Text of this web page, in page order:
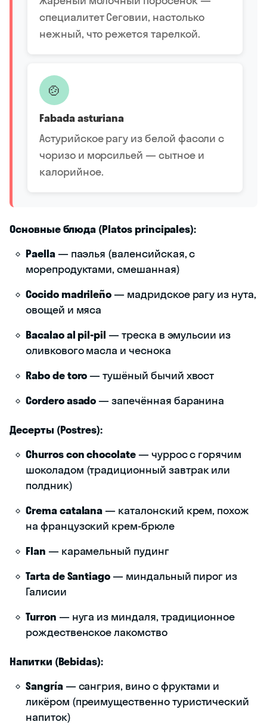
специалитет Сеговии, настолько
нежный, что режется тарелкой.
🍲
Fabada asturiana
Астурийское рагу из белой фасоли с
чоризо и морсильей — сытное и
калорийное.
Основные блюда (Platos principales):
Paella— паэлья (валенсийская, с
морепродуктами, смешанная)
Cocido madrileño— мадридское рагу из нута,
овощей и мяса
Bacalao al pil-pil — треска в эмульсии из
оливкового масла и чеснока
Rabo de toro— тушёный бычий хвост
Cordero asado— запечённая баранина
Десерты (Postres):
Churros con chocolate— чуррос с горячим
шоколадом (традиционный завтрак или
полдник)
Crema catalana— каталонский крем, похож
на французский крем-брюле
Flan — карамельный пудинг
Tarta de Santiago— миндальный пирог из
Галисии
Turron — нуга из миндаля, традиционное
рождественское лакомство
Напитки (Bebidas):
Sangría— сангрия, вино с фруктами и
ликёром (преимущественно туристический
напиток)